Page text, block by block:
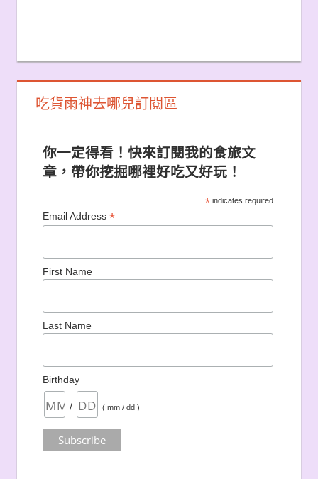
吃貨雨神去哪兒訂閱區
你一定得看！快來訂閱我的食旅文
章，帶你挖掘哪裡好吃又好玩！
*indicates required
Email Address *
First Name
Last Name
Birthday
/ ( mm / dd )